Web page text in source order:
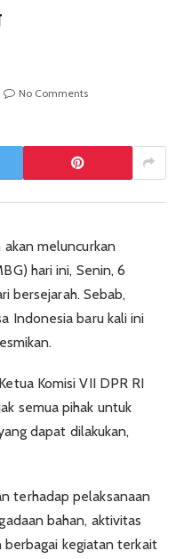
No Comments
meluncurkan
hari ini, Senin, 6
bersejarah. Sebab,
Indonesia baru kali ini
Komisi VII DPR RI
semua pihak untuk
dapat dilakukan,
terhadap pelaksanaan
bahan, aktivitas
berbagai kegiatan terkait